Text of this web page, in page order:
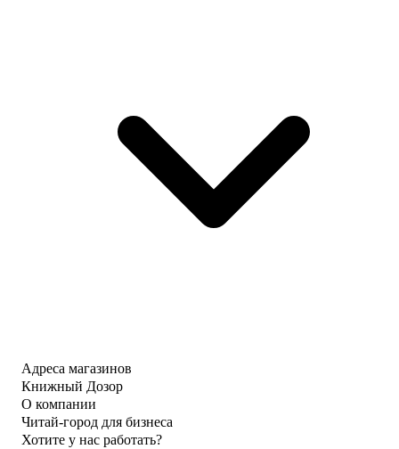
Адреса магазинов
Книжный Дозор
О компании
Читай-город для бизнеса
Хотите у нас работать?